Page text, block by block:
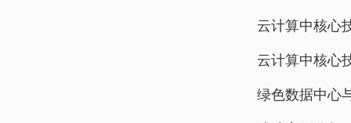
云计算中核心
云计算中核心
绿色数据中心